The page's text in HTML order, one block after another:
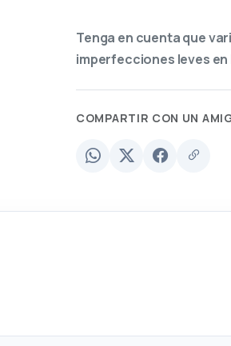
Tenga en cuenta que
imperfecciones leves
COMPARTIR CON UN